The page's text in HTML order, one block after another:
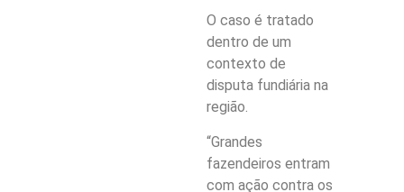
O caso é tratado
dentro de um
contexto de
disputa fundiária na
região.
“Grandes
fazendeiros entram
com ação contra os